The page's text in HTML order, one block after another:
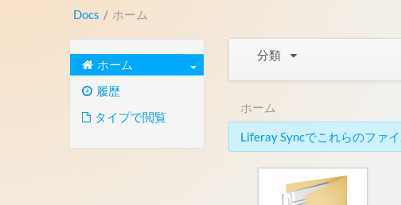
Docs / ホーム
ホーム
履歴
タイプで閲覧
分類
ホーム
Liferay Syncでこれらのファ